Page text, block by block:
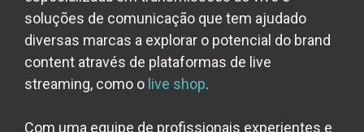
soluções de comunicação que tem ajudado
diversas marcas a explorar o potencial do brand
content através de plataformas de live
streaming, como o live shop.
Com uma equipe de profissionais experientes e